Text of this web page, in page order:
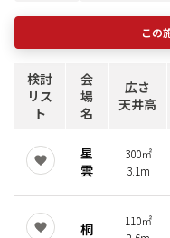
この
検討
リス
ト
会
場
名
広さ
天井高
星
雲
300㎡
3.1m
桐
110㎡